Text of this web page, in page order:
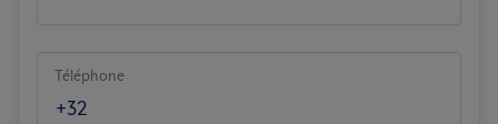
Téléphone